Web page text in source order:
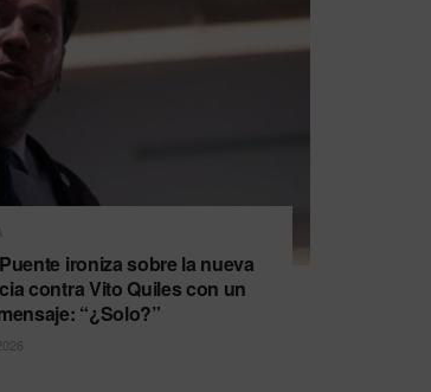
ironiza sobre la nueva
contra Vito Quiles con un
“¿Solo?”